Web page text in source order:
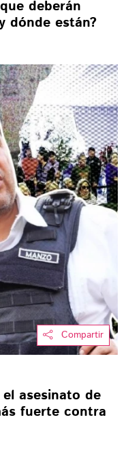
deberán
dónde están?
Compartir
asesinato de
fuerte contra